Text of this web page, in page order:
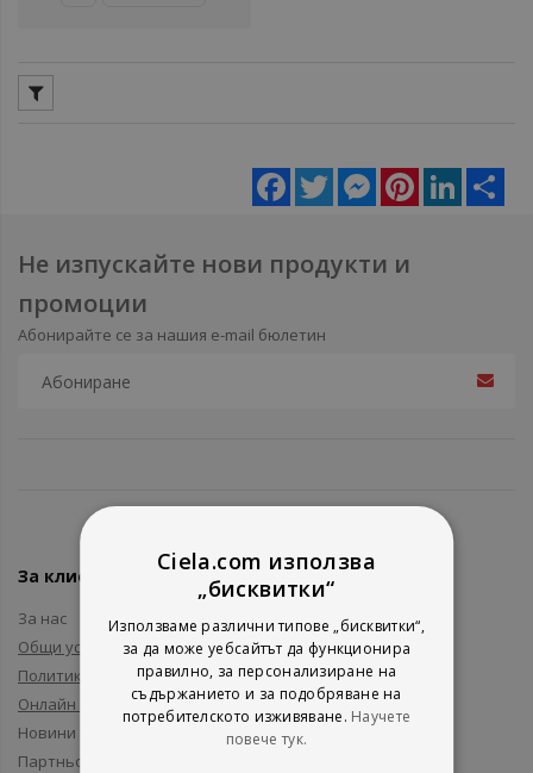
Facebook
Twitter MessengerPinterestLinkedIn
Не изпускайте нови продукти и
промоции
Абонирайте се за нашия e-mail бюлетин
За клиенти
За нас
Общи условия
Политика за поверителност
Онлайн решаване на спорове
Новини и събития
Партньори и приятели
Ciela.com използва
„бисквитки“
Използваме различни типове „бисквитки“,
за да може уебсайтът да функционира
правилно, за персонализиране на
съдържанието и за подобряване на
потребителското изживяване. Научете
повече тук.